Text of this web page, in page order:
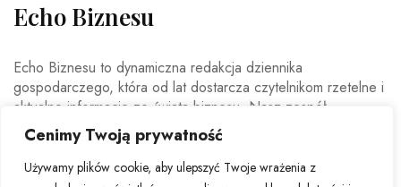
Cenimy Twoją prywatność
Używamy plików cookie, aby ulepszyć Twoje wrażenia z
Echo Biznesu
Echo Biznesu to dynamiczna redakcja dziennika
gospodarczego, która od lat dostarcza czytelnikom rzetelne i
aktualne informacje ze świata biznesu. Nasz zespół
doświadczonych dziennikarzy i ekspertów ekonomicznych
codziennie analizuje najważniejsze wydarzenia rynkowe,
trendy gospodarcze oraz decyzje mające wpływ na polską i